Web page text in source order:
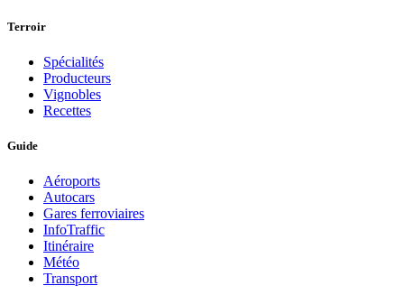
Terroir
Spécialités
Producteurs
Vignobles
Recettes
Guide
Aéroports
Autocars
Gares ferroviaires
InfoTraffic
Itinéraire
Météo
Transport